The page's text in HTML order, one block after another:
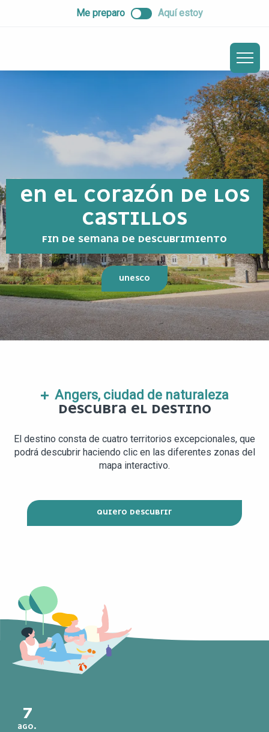
Me preparo Aquí estoy
EN EL CORAZÓN DE LOS
CASTILLOS
FIN DE SEMANA DE DESCUBRIMIENTO
UNESCO
Angers, ciudad de naturaleza
DESCUBRA EL DESTINO
El destino consta de cuatro territorios excepcionales, que
podrá descubrir haciendo clic en las diferentes zonas del
mapa interactivo.
QUIERO DESCUBRIR
7
AGO.